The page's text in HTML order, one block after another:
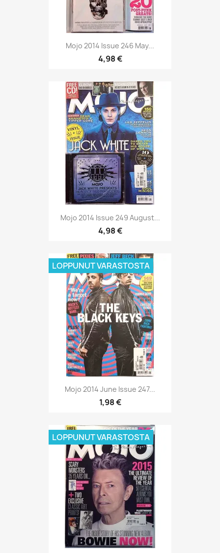
Mojo 2014 Issue 246 May...
4,98 €
Mojo 2014 Issue 249 August...
4,98 €
Mojo 2014 June Issue 247...
1,98 €
LOPPUNUT VARASTOSTA
LOPPUNUT VARASTOSTA